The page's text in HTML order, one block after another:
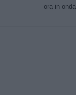
ora in onda